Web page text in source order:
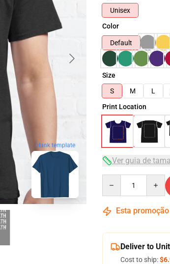
blank template
Unisex
Color
Default
Size
S
M L
Print Location
Ver guia de
Esta
Deliver to
Cost to ship: